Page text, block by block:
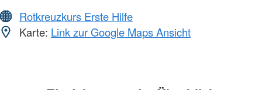
Rotkreuzkurs Erste Hilfe
Karte: Link zur Google Maps Ansicht